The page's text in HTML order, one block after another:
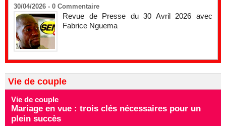
30/04/2026 - 0 Commentaire
Revue de Presse du 30 Avril 2026 avec
Fabrice Nguema
Vie de couple
Vie de couple
Mariage en vue : trois clés nécessaires pour un
plein succès